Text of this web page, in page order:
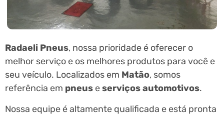
Radaeli Pneus, nossa prioridade é oferecer o
melhor serviço e os melhores produtos para você e
seu veículo. Localizados em Matão, somos
referência em pneus eserviços automotivos.
Nossa equipe é altamente qualificada e está pronta